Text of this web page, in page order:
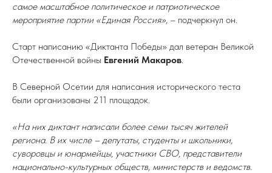
самое масштабное политическое и патриотическое
мероприятие партии «Единая Россия», – подчеркнул он.
Старт написанию «Диктанта Победы» дал ветеран Великой
Отечественной войны Евгений Макаров.
В Северной Осетии для написания исторического теста
были организованы 211 площадок.
«На них диктант написали более семи тысяч жителей
региона. В их числе – депутаты, студенты и школьники,
суворовцы и юнармейцы, участники СВО, представители
национально-культурных обществ, министерств и ведомств.